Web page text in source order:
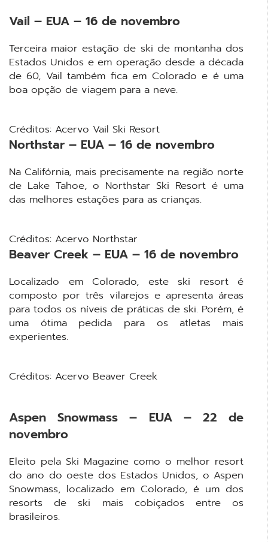
Vail – EUA – 16 de novembro
Terceira maior estação de ski de montanha dos
Estados Unidos e em operação desde a década
de 60, Vail também fica em Colorado e é uma
boa opção de viagem para a neve.
Créditos: Acervo Vail Ski Resort
Northstar – EUA – 16 de novembro
Na Califórnia, mais precisamente na região norte
de Lake Tahoe, o Northstar Ski Resort é uma
das melhores estações para as crianças.
Créditos: Acervo Northstar
Beaver Creek – EUA – 16 de novembro
Localizado em Colorado, este ski resort é
composto por três vilarejos e apresenta áreas
para todos os níveis de práticas de ski. Porém, é
uma ótima pedida para os atletas mais
experientes.
Créditos: Acervo Beaver Creek
Aspen Snowmass – EUA – 22 de
novembro
Eleito pela Ski Magazine como o melhor resort
do ano do oeste dos Estados Unidos, o Aspen
Snowmass, localizado em Colorado, é um dos
resorts de ski mais cobiçados entre os
brasileiros.